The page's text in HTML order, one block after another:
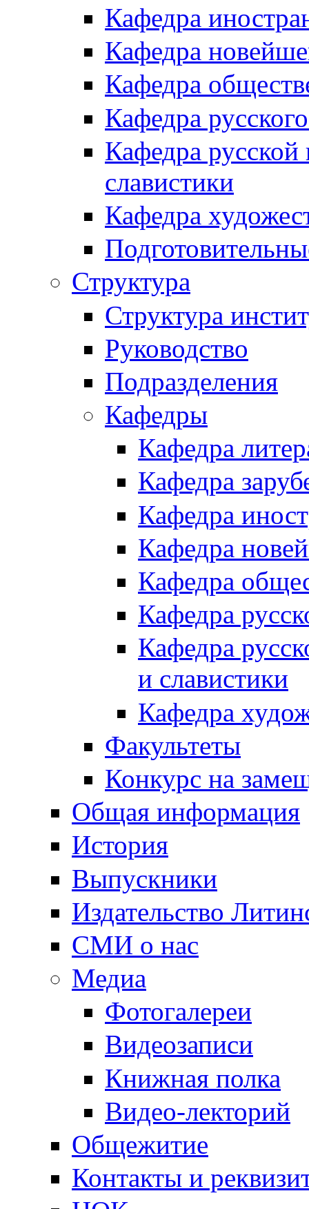
Кафедра
Кафедра
Кафедра
Кафедра
Кафедра русской
славистики
Кафедра
Структура
Структура
Руководство
Подразделения
Кафедры
Кафедра
Кафедра
Кафедра
Кафедра
Кафедра
Кафедра
Кафедра
и славистики
Кафедра
Факультеты
Конкурс на
Общая информация
История
Выпускники
Издательство
СМИ о нас
Медиа
Фотогалереи
Видеозаписи
Книжная полка
Видео-лекторий
Общежитие
Контакты и